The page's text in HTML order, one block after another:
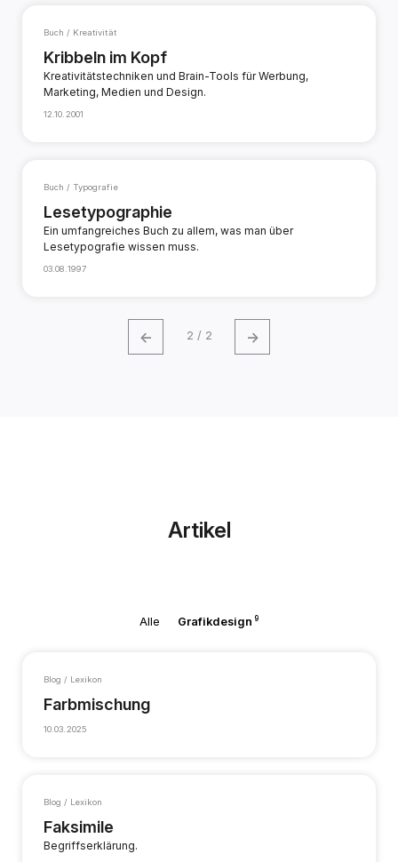
Buch / Kreativität
Kribbeln im Kopf
Kreativitätstechniken und Brain-Tools für Werbung,
Marketing, Medien und Design.
12.10.2001
Buch / Typografie
Lesetypographie
Ein umfangreiches Buch zu allem, was man über
Lesetypografie wissen muss.
03.08.1997
← 2 / 2 →
Artikel
Alle Grafikdesign 9
Blog / Lexikon
Farbmischung
10.03.2025
Blog / Lexikon
Faksimile
Begriffserklärung.